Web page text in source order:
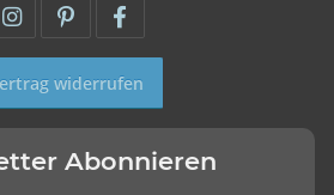
widerrufen
Abonnieren